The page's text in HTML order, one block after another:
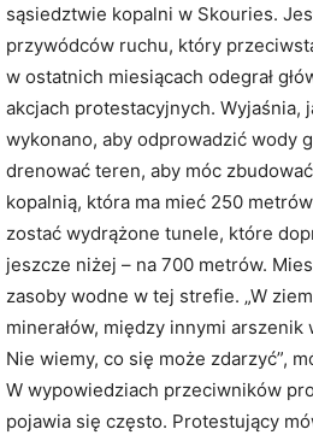
sąsiedztwie kopalni w Skouries.
przywódców ruchu, który
w ostatnich miesiącach odegrał
akcjach protestacyjnych. Wyjaśnia,
wykonano, aby odprowadzić wody
drenować teren, aby móc
kopalnią, która ma mieć 250
zostać wydrążone tunele, które
jeszcze niżej – na 700 metrów.
zasoby wodne w tej strefie. „W
minerałów, między innymi
Nie wiemy, co się może zdarzyć”,
W wypowiedziach przeciwników
pojawia się często. Protestujący